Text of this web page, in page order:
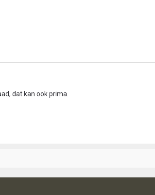
dat kan ook prima.